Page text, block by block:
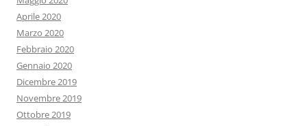
Aprile 2020
Marzo 2020
Febbraio 2020
Gennaio 2020
Dicembre 2019
Novembre 2019
Ottobre 2019